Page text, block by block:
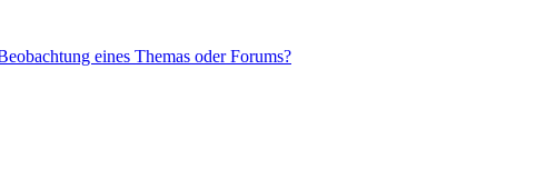
eines Themas oder Forums?